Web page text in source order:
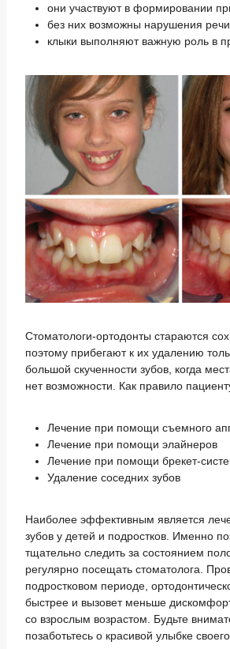
они участвуют в формировании
без них возможны нарушения речи
клыки выполняют важную роль в
Стоматологи-ортодонты стараются
поэтому прибегают к их удалению
большой скученности зубов, когда
нет возможности. Как правило
Лечение при помощи съемного
Лечение при помощи элайнеров
Лечение при помощи брекет-
Удаление соседних зубов
Наиболее эффективным является
зубов у детей и подростков. Именно
тщательно следить за состоянием
регулярно посещать стоматолога.
подростковом периоде,
быстрее и вызовет меньше
со взрослым возрастом. Будьте
позаботьтесь о красивой улыбке